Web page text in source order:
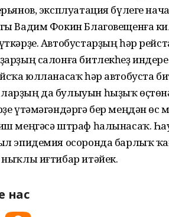
эксплуатация бүлеге
Вадим Фокин Благовещенға
Автобустарҙың һәр
салонға битлекһеҙ
юлланасаҡ һәр автобуста
да булыуын һыҙыҡ
үтәмәгәндәргә бер меңдән өс
меңгәсә штраф һалынасаҡ.
эпидемия осоронда барлыҡ
иғтибар итәйек.
нас